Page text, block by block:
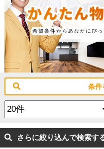
条件
さらに絞り込んで検索す